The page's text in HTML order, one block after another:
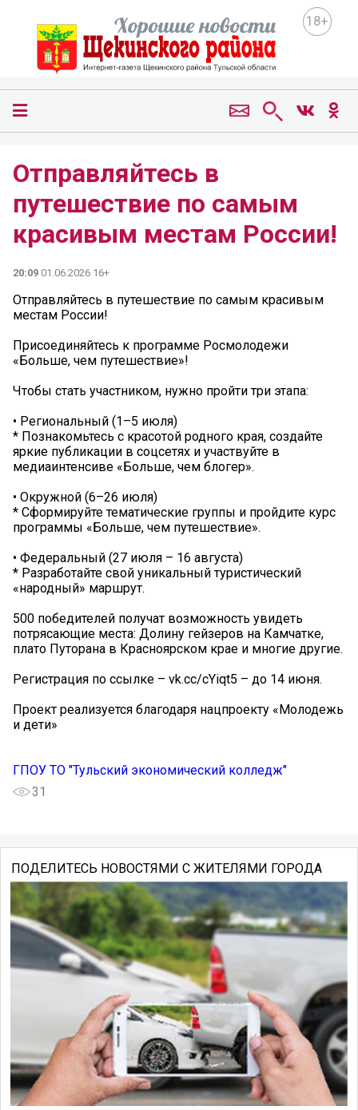
18+
Отправляйтесь в
путешествие по самым
красивым местам России! ️
20:09 01.06.2026 16+
Отправляйтесь в путешествие по самым красивым
местам России! ️
Присоединяйтесь к программе Росмолодежи
«Больше, чем путешествие»!
Чтобы стать участником, нужно пройти три этапа:
• Региональный (1–5 июля)
* Познакомьтесь с красотой родного края, создайте
яркие публикации в соцсетях и участвуйте в
медиаинтенсиве «Больше, чем блогер».
• Окружной (6–26 июля)
* Сформируйте тематические группы и пройдите курс
программы «Больше, чем путешествие».
• Федеральный (27 июля – 16 августа)
* Разработайте свой уникальный туристический
«народный» маршрут.
500 победителей получат возможность увидеть
потрясающие места: Долину гейзеров на Камчатке,
плато Путорана в Красноярском крае и многие другие.
Регистрация по ссылке – vk.cc/cYiqt5 – до 14 июня.
Проект реализуется благодаря нацпроекту «Молодежь
и дети»
ГПОУ ТО "Тульский экономический колледж"
31
ПОДЕЛИТЕСЬ НОВОСТЯМИ С ЖИТЕЛЯМИ ГОРОДА